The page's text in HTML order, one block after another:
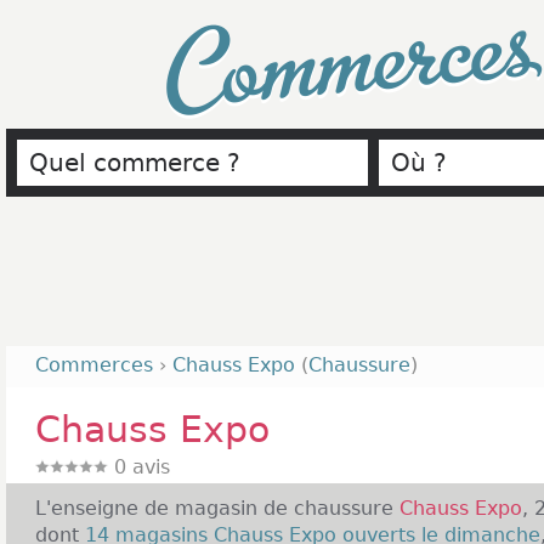
Commerces › Chauss Expo (Chaussure)
Chauss Expo
0 avis
L'enseigne de magasin de chaussure Chauss Expo,
dont 14 magasins Chauss Expo ouverts le dimanche